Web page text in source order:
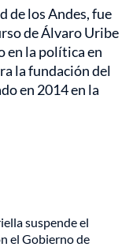
de los Andes, fue
de Álvaro Uribe
en la política en
la fundación del
en 2014 en la
suspende el
el Gobierno de